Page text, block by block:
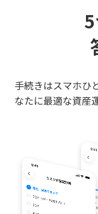
手続きはスマホひ
なたに最適な資産